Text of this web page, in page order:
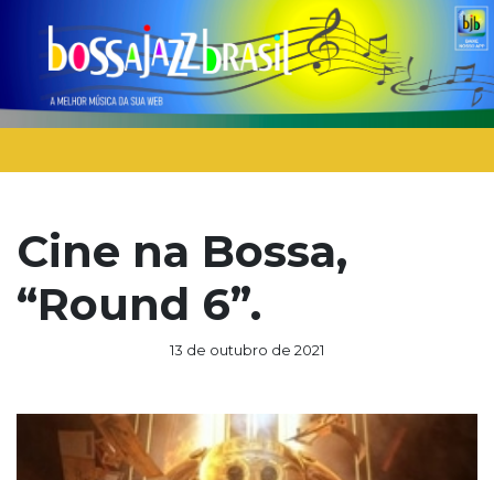
Cine na Bossa,
“Round 6”.
13 de outubro de 2021